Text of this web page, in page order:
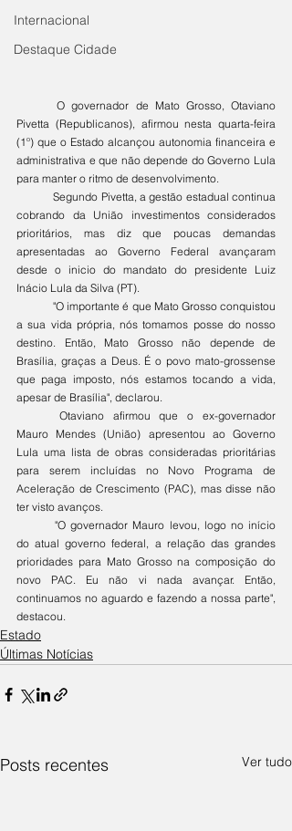
Internacional
Destaque Cidade
	O governador de Mato Grosso, Otaviano
Pivetta (Republicanos), afirmou nesta quarta-feira
(1º) que o Estado alcançou autonomia financeira e
administrativa e que não depende do Governo Lula
para manter o ritmo de desenvolvimento.
	Segundo Pivetta, a gestão estadual continua
cobrando da União investimentos considerados
prioritários, mas diz que poucas demandas
apresentadas ao Governo Federal avançaram
desde o inicio do mandato do presidente Luiz
Inácio Lula da Silva (PT).
	"O importante é que Mato Grosso conquistou
a sua vida própria, nós tomamos posse do nosso
destino. Então, Mato Grosso não depende de
Brasília, graças a Deus. É o povo mato-grossense
que paga imposto, nós estamos tocando a vida,
apesar de Brasília", declarou.
Mauro Mendes (União) apresentou ao Governo
Lula uma lista de obras consideradas prioritárias
para serem incluídas no Novo Programa de
Aceleração de Crescimento (PAC), mas disse não
ter visto avanços.
	"O governador Mauro levou, logo no início
do atual governo federal, a relação das grandes
prioridades para Mato Grosso na composição do
novo PAC. Eu não vi nada avançar. Então,
continuamos no aguardo e fazendo a nossa parte",
destacou.
Estado
Últimas Notícias
Posts recentes Ver tudo